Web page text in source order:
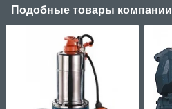
Подобные товары компании